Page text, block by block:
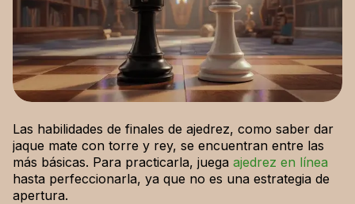
Las habilidades de finales de ajedrez, como saber dar
jaque mate con torre y rey, se encuentran entre las
más básicas. Para practicarla, juega ajedrez en línea
hasta perfeccionarla, ya que no es una estrategia de
apertura.